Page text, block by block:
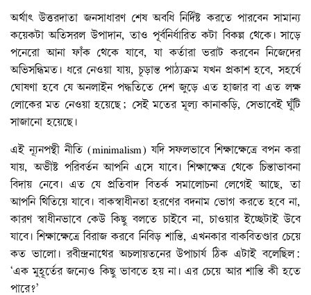
অর্থাৎ উত্তরদাতা জনসাধারণ শেষ অবধি নির্দিষ্ট করতে পারবেন সামান্য
কয়েকটা অতিসরল উপাদান, তাও পূর্বনির্ধারিত কটা বিকল্প থেকে। সাড়ে
পনেরো আনা ফাঁক থেকে যাবে, যা কর্তারা ভরাট করবেন নিজেদের
অভিসন্ধিমত। ধরে নেওয়া যায়, চূড়ান্ত পাঠ্যক্রম যখন প্রকাশ হবে, সহর্ষে
ঘোষণা হবে যে অনলাইন পদ্ধতিতে দেশ জুড়ে এত হাজার বা এত লক্ষ
লোকের মত নেওয়া হয়েছে; সেই মতের মূল্য কানাকড়ি, সেভাবেই ঘুঁটি
সাজানো হয়েছে।
এই ন্যূনপন্থী নীতি (minimalism) যদি সফলভাবে শিক্ষাক্ষেত্রে বপন করা
যায়, অভীষ্ট পরিবর্তন আপনি এসে যাবে। শিক্ষাক্ষেত্র থেকে চিন্তাভাবনা
বিদায় নেবে। এত যে প্রতিবাদ বিতর্ক সমালোচনা লেগেই আছে, তা
আপনি থিতিয়ে যাবে। বাকস্বাধীনতা হরণের বদনাম ভোগ করতে হবে না,
কারণ স্বাধীনভাবে কেউ কিছু বলতে চাইবে না, চাওয়ার ইচ্ছেটাই উবে
যাবে। শিক্ষাক্ষেত্রে বিরাজ করবে নিবিড় শান্তি, এখনকার বাকবিতণ্ডার চেয়ে
কত ভালো। রবীন্দ্রনাথের অচলায়তনের উপাচার্য ঠিক এটাই বলেছিল:
‘এক মুহূর্তের জন্যেও কিছু ভাবতে হয় না। এর চেয়ে আর শান্তি কী হতে
পারে?’